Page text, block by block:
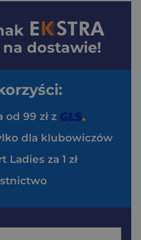
dostawie!
99 zł z
dla klubowiczów
Ladies za 1 zł